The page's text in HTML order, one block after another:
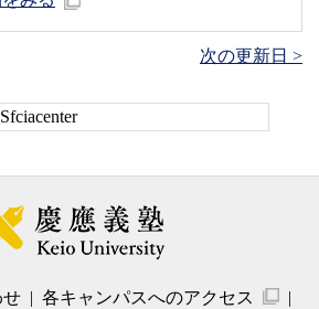
次の更新日 >
各キャンパスへのアクセス